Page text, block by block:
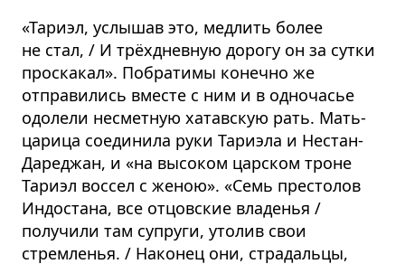
«Тариэл, услышав это, медлить более
не стал, / И трёхдневную дорогу он за сутки
проскакал». Побратимы конечно же
отправились вместе с ним и в одночасье
одолели несметную хатавскую рать. Мать-
царица соединила руки Тариэла и Нестан-
Дареджан, и «на высоком царском троне
Тариэл воссел с женою». «Семь престолов
Индостана, все отцовские владенья /
получили там супруги, утолив свои
стремленья. / Наконец они, страдальцы,